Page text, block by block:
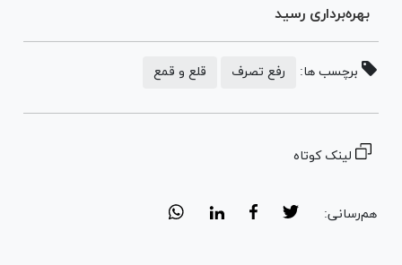
بهره‌برداری رسید
برچسب ها: رفع تصرف قلع و قمع
لینک کوتاه
هم‌رسانی: